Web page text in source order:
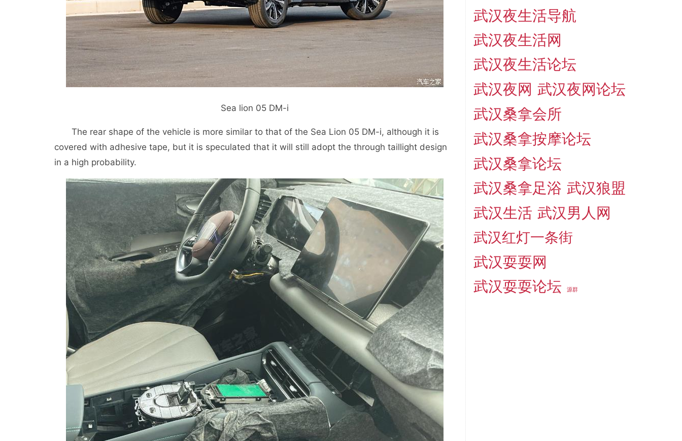
Sea lion 05 DM-i
The rear shape of the vehicle is more similar to that of the Sea Lion 05 DM-i, although it is
covered with adhesive tape, but it is speculated that it will still adopt the through taillight design
in a high probability.
武汉夜生活导航
武汉夜生活网
武汉夜生活论坛
武汉夜网 武汉夜网论坛
武汉桑拿会所
武汉桑拿按摩论坛
武汉桑拿论坛
武汉桑拿足浴 武汉狼盟
武汉生活 武汉男人网
武汉红灯一条街
武汉耍耍网
武汉耍耍论坛
源群